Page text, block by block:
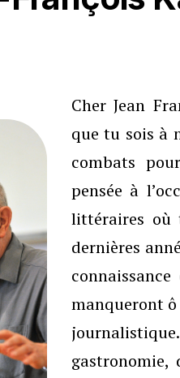
Cher Jean
que tu sois à
combats
pensée à
littéraires où
dernières
manqueront
gastronomie,